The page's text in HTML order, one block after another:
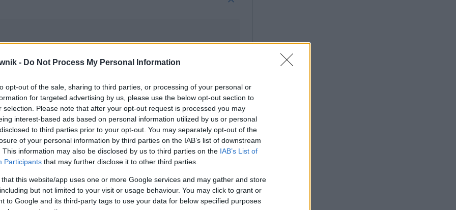
- Do Not Process My Personal Information
opt-out of the sale, sharing to third parties, or processing of your personal or
for targeted advertising by us, please use the below opt-out section to
selection. Please note that after your opt-out request is processed you may
interest-based ads based on personal information utilized by us or personal
to third parties prior to your opt-out. You may separately opt-out of the
of your personal information by third parties on the IAB’s list of downstream
This information may also be disclosed by us to third parties on the IAB’s List of
Participants that may further disclose it to other third parties.
that this website/app uses one or more Google services and may gather and store
but not limited to your visit or usage behaviour. You may click to grant or
to Google and its third-party tags to use your data for below specified purposes
jakiegoś urzędu, instytucji, grupy osób, to mają one
zarządzania tym na podstawie prawa lub nadanego
słowa)
w zakresie działania; we właściwości